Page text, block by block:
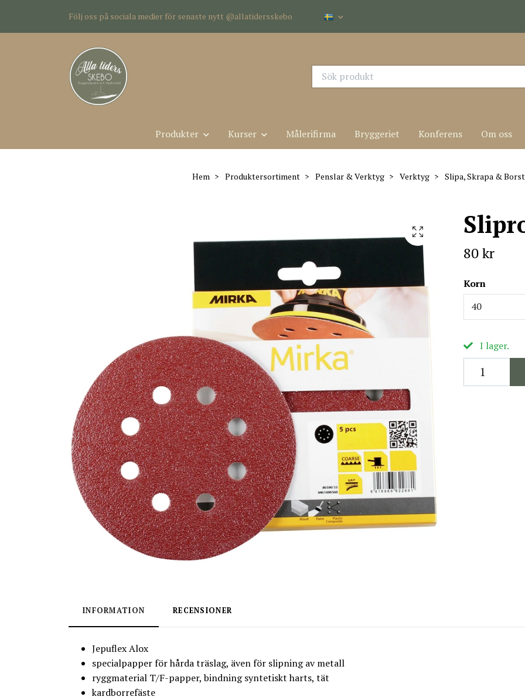
Följ oss på sociala medier för senaste nytt @allatidersskebo
Produkter Kurser Målerifirma Bryggeriet Konferens Om oss
Hem Produktersortiment Penslar & Verktyg Verktyg Slipa, Skrapa &
80 kr
Korn
40
I lager.
INFORMATION RECENSIONER
Jepuflex Alox
specialpapper för hårda träslag, även för slipning av metall
ryggmaterial T/F-papper, bindning syntetiskt harts, tät
kardborrefäste